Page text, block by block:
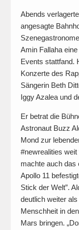
Abends
angesagte
Amin Fallaha
Events stattfand.
Konzerte des
Sängerin Beth
Iggy Azalea und
Er betrat die
Astronaut Buzz
Mond zur
#newrealities
machte auch das
Apollo 11
Stick der Welt”.
deutlich weiter
Menschheit in
Mars bringen.